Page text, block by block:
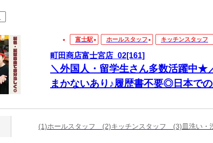
富士駅 ホールスタッフ キッチンスタッフ
町田商店富士宮店_02[161]
＼外国人・留学生さん多数活躍中★
まかないあり♪履歴書不要◎日本で
(1)ホールスタッフ (2)キッチンスタッフ (3)皿洗い・